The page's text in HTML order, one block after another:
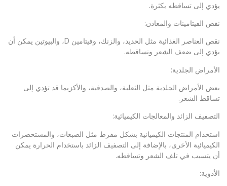
يؤدي إلى تساقطه بكثرة.
نقص الفيتامينات والمعادن:
نقص العناصر الغذائية مثل الحديد، والزنك، وفيتامين D، والبيوتين يمكن أن
يؤدي إلى ضعف الشعر وتساقطه.
الأمراض الجلدية:
بعض الأمراض الجلدية مثل الثعلبة، والصدفية، والأكزيما قد تؤدي إلى
تساقط الشعر.
التصفيف الزائد والمعالجات الكيميائية:
استخدام المنتجات الكيميائية بشكل مفرط مثل الصبغات، والمستحضرات
الكيميائية الأخرى، بالإضافة إلى التصفيف الزائد باستخدام الحرارة يمكن
أن يتسبب في تلف الشعر وتساقطه.
الأدوية: